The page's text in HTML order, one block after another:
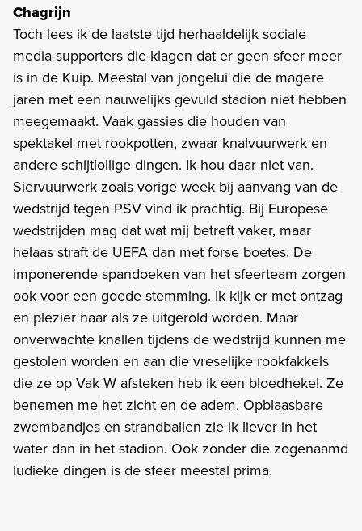
Chagrijn
Toch lees ik de laatste tijd herhaaldelijk sociale
media-supporters die klagen dat er geen sfeer meer
is in de Kuip. Meestal van jongelui die de magere
jaren met een nauwelijks gevuld stadion niet hebben
meegemaakt. Vaak gassies die houden van
spektakel met rookpotten, zwaar knalvuurwerk en
andere schijtlollige dingen. Ik hou daar niet van.
Siervuurwerk zoals vorige week bij aanvang van de
wedstrijd tegen PSV vind ik prachtig. Bij Europese
wedstrijden mag dat wat mij betreft vaker, maar
helaas straft de UEFA dan met forse boetes. De
imponerende spandoeken van het sfeerteam zorgen
ook voor een goede stemming. Ik kijk er met ontzag
en plezier naar als ze uitgerold worden. Maar
onverwachte knallen tijdens de wedstrijd kunnen me
gestolen worden en aan die vreselijke rookfakkels
die ze op Vak W afsteken heb ik een bloedhekel. Ze
benemen me het zicht en de adem. Opblaasbare
zwembandjes en strandballen zie ik liever in het
water dan in het stadion. Ook zonder die zogenaamd
ludieke dingen is de sfeer meestal prima.